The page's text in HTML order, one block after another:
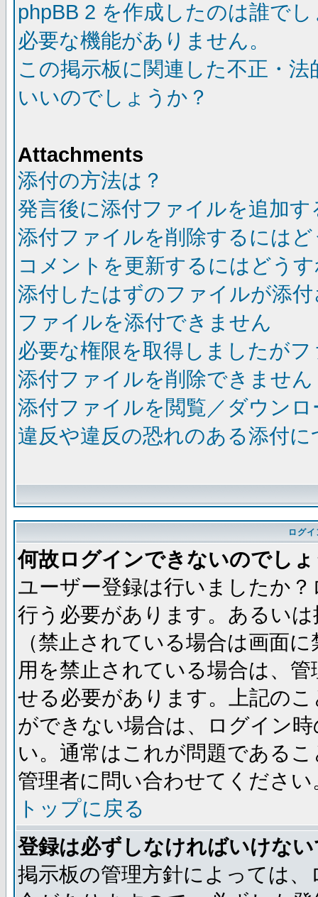
phpBB 2 を作成したのは誰で
必要な機能がありません。
この掲示板に関連した不正・
いいのでしょうか？
Attachments
添付の方法は？
発言後に添付ファイルを追加
添付ファイルを削除するには
コメントを更新するにはどう
添付したはずのファイルが添
ファイルを添付できません
必要な権限を取得しましたが
添付ファイルを削除できません
添付ファイルを閲覧／ダウン
違反や違反の恐れのある添付
ログ
何故ログインできないのでし
ユーザー登録は行いましたか
行う必要があります。あるい
（禁止されている場合は画面
用を禁止されている場合は、
せる必要があります。上記の
ができない場合は、ログイン
い。通常はこれが問題である
管理者に問い合わせてください
トップに戻る
登録は必ずしなければいけな
掲示板の管理方針によっては